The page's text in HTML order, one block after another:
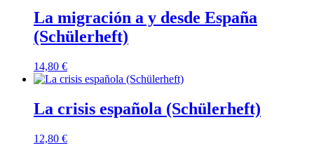
La migración a y desde España
(Schülerheft)
14,80 €
La crisis española (Schülerheft)
12,80 €